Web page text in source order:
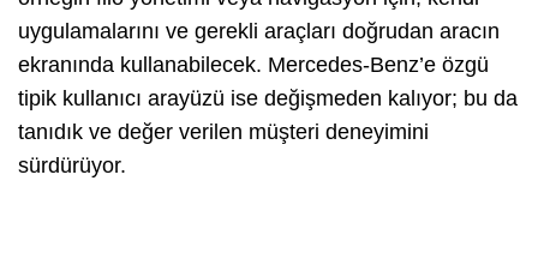
uygulamalarını ve gerekli araçları doğrudan aracın
ekranında kullanabilecek. Mercedes-Benz’e özgü
tipik kullanıcı arayüzü ise değişmeden kalıyor; bu da
tanıdık ve değer verilen müşteri deneyimini
sürdürüyor.